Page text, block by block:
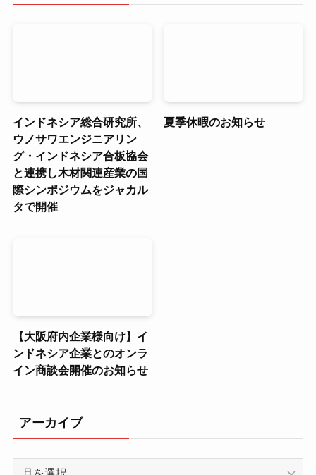
インドネシア総合研究所、
ウノサワエンジニアリン
グ・インドネシア合板協会
と連携し木材関連産業の国
際シンポジウムをジャカル
タで開催
夏季休暇のお知らせ
【大阪府内企業様向け】イ
ンドネシア企業とのオンラ
イン商談会開催のお知らせ
アーカイブ